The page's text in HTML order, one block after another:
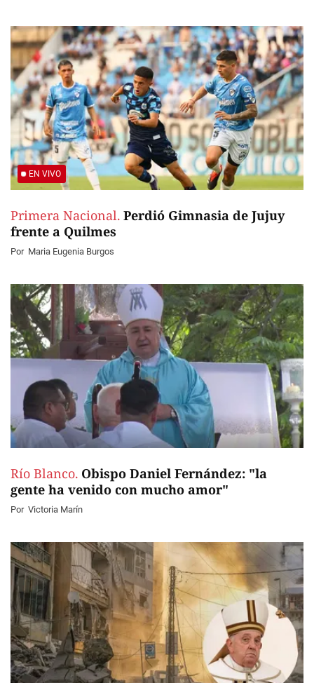
EN VIVO
Primera Nacional. Perdió Gimnasia de Jujuy
frente a Quilmes
Por Maria Eugenia Burgos
Río Blanco. Obispo Daniel Fernández: "la
gente ha venido con mucho amor"
Por Victoria Marín